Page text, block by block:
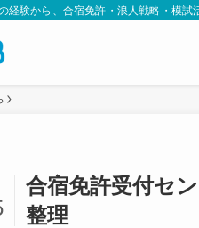
験から、合宿免許・浪人戦略・模試
合宿免許受付セ
整理